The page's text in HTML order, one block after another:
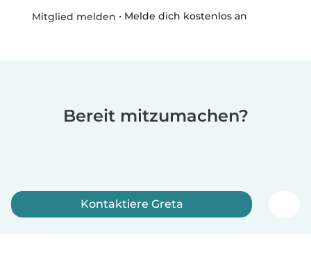
Mitglied melden • Melde dich kostenlos an
Bereit mitzumachen?
Kontaktiere Greta